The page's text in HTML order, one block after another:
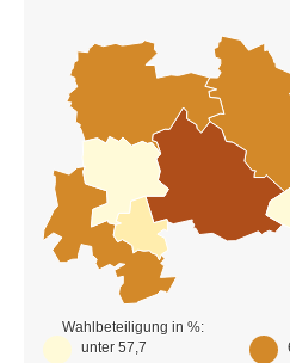
Wahlbeteiligung in %:
unter 57,7